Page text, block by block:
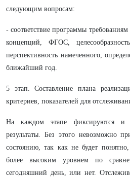
следующим вопросам:
- соответствие программы
концепций, ФГОС,
перспективность намеченного,
ближайший год.
5 этап. Составление плана
критериев, показателей для
На каждом этапе фиксируются и
результаты. Без этого невозможно
состоянию, так как не будет
более высоким уровнем по
сегодняшний день, или нет.